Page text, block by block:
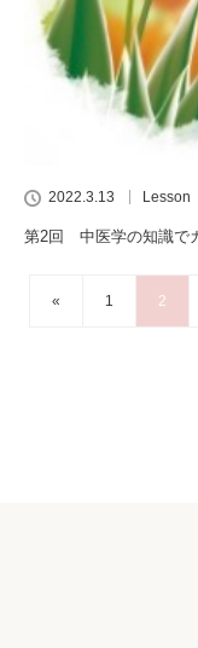
2022.3.13 Lesson
第2回 中医学の知識で
« 1 2